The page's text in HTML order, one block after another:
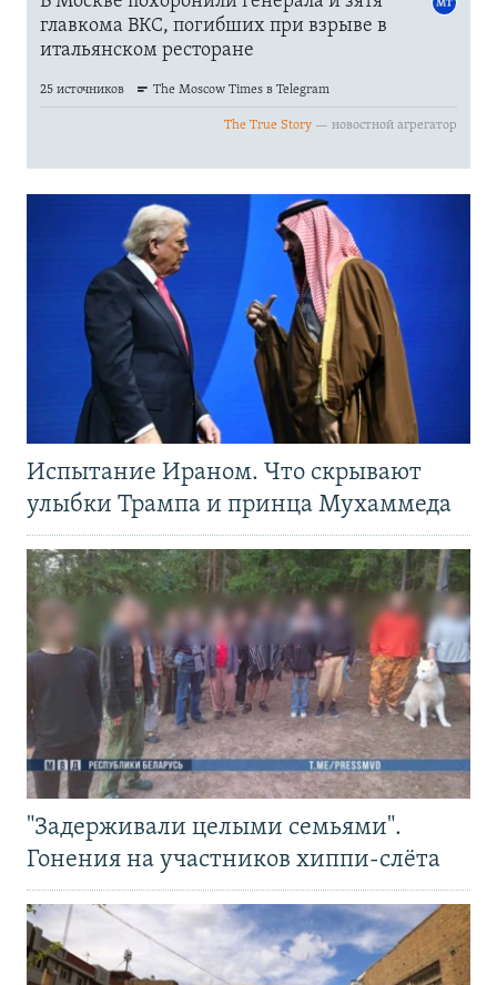
Испытание Ираном. Что скрывают
улыбки Трампа и принца Мухаммеда
"Задерживали целыми семьями".
Гонения на участников хиппи-слёта